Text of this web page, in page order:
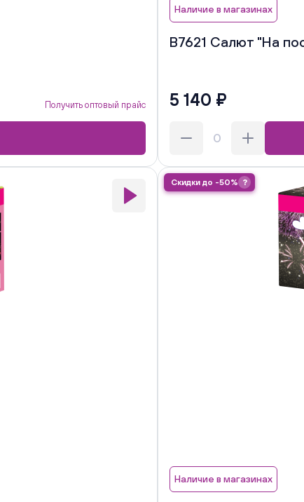
Получить оптовый прайс
Наличие в магазинах
В7621 Салют "На
5 140 ₽
Скидки до -50% ?
Наличие в магазинах